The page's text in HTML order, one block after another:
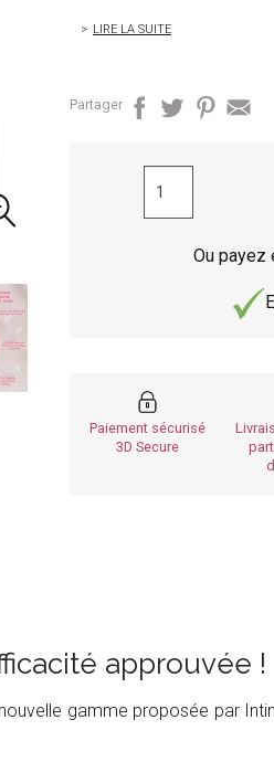
LIRE LA SUITE
Partager
Ou payez
Paiement sécurisé
3D Secure
approuvée !
gamme proposée par